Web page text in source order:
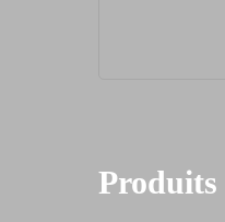
Produits